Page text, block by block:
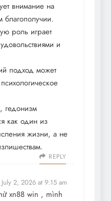
внимание на
благополучии.
роль играет
и
подход может
гедонизм
как один из
жизни, а не
REPLY
July 2, 2026 at 9:15 am
xn88 win , mình